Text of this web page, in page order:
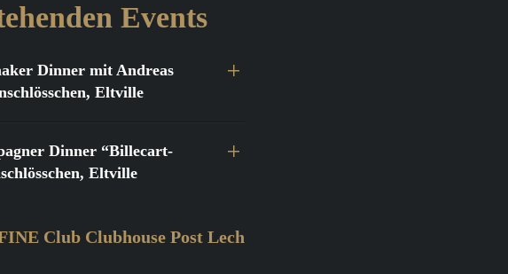
Events
Dinner mit Andreas
Eltville
Dinner “Billecart-
Eltville
Club Clubhouse Post Lech